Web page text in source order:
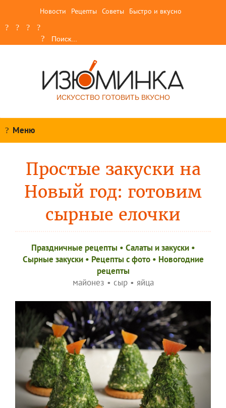
Новости Рецепты Советы Быстро и вкусно
ИСКУССТВО ГОТОВИТЬ ВКУСНО
Меню
Простые закуски на
Новый год: готовим
сырные елочки
Праздничные рецепты • Салаты и закуски•
Сырные закуски• Рецепты c фото• Новогодние
рецепты
майонез • сыр• яйца